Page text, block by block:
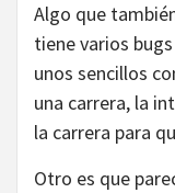
Algo que
tiene varios
unos sencillos
una carrera, la
la carrera para
Otro es que